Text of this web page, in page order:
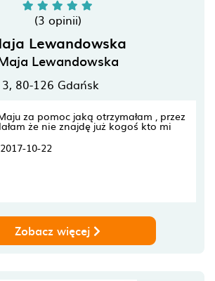
(3 opinii)
Lewandowska
Lewandowska
80-126 Gdańsk
za pomoc jaką otrzymałam , przez
że nie znajdę już kogoś kto mi
2017-10-22
Zobacz więcej